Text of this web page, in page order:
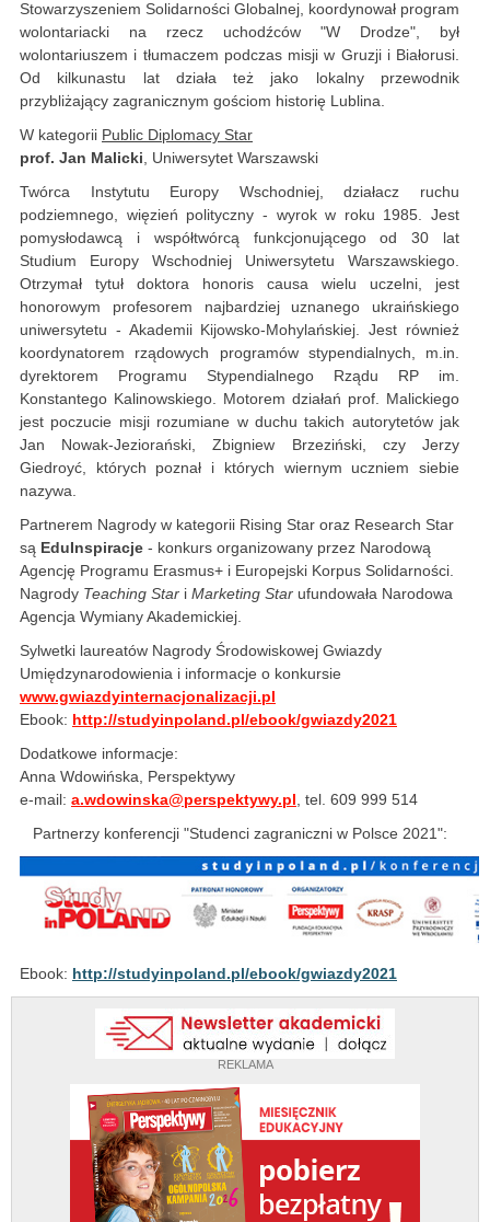
REKLAMA
Stowarzyszeniem Solidarności Globalnej, koordynował program
wolontariacki na rzecz uchodźców "W Drodze", był
wolontariuszem i tłumaczem podczas misji w Gruzji i Białorusi.
Od kilkunastu lat działa też jako lokalny przewodnik
przybliżający zagranicznym gościom historię Lublina.
W kategorii Public Diplomacy Star
prof. Jan Malicki, Uniwersytet Warszawski
Twórca Instytutu Europy Wschodniej, działacz ruchu
podziemnego, więzień polityczny - wyrok w roku 1985. Jest
pomysłodawcą i współtwórcą funkcjonującego od 30 lat
Studium Europy Wschodniej Uniwersytetu Warszawskiego.
Otrzymał tytuł doktora honoris causa wielu uczelni, jest
honorowym profesorem najbardziej uznanego ukraińskiego
uniwersytetu - Akademii Kijowsko-Mohylańskiej. Jest również
koordynatorem rządowych programów stypendialnych, m.in.
dyrektorem Programu Stypendialnego Rządu RP im.
Konstantego Kalinowskiego. Motorem działań prof. Malickiego
jest poczucie misji rozumiane w duchu takich autorytetów jak
Jan Nowak-Jeziorański, Zbigniew Brzeziński, czy Jerzy
Giedroyć, których poznał i których wiernym uczniem siebie
nazywa.
Partnerem Nagrody w kategorii Rising Star oraz Research Star
są EduInspiracje - konkurs organizowany przez Narodową
Agencję Programu Erasmus+ i Europejski Korpus Solidarności.
Nagrody Teaching Star i Marketing Star ufundowała Narodowa
Agencja Wymiany Akademickiej.
Sylwetki laureatów Nagrody Środowiskowej Gwiazdy
Umiędzynarodowienia i informacje o konkursie
www.gwiazdyinternacjonalizacji.pl
Ebook: http://studyinpoland.pl/ebook/gwiazdy2021
Dodatkowe informacje:
Anna Wdowińska, Perspektywy
e-mail: a.wdowinska@perspektywy.pl, tel. 609 999 514
Partnerzy konferencji "Studenci zagraniczni w Polsce 2021":
Ebook: http://studyinpoland.pl/ebook/gwiazdy2021